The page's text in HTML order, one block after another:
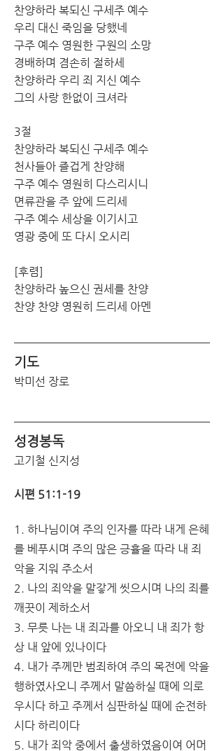
찬양하라 복되신 구세주 예수
우리 대신 죽임을 당했네
구주 예수 영원한 구원의 소망
경배하며 겸손히 절하세
찬양하라 우리 죄 지신 예수
그의 사랑 한없이 크셔라
3절
찬양하라 복되신 구세주 예수
천사들아 즐겁게 찬양해
구주 예수 영원히 다스리시니
면류관을 주 앞에 드리세
구주 예수 세상을 이기시고
영광 중에 또 다시 오시리
[후렴]
찬양하라 높으신 권세를 찬양
찬양 찬양 영원히 드리세 아멘
기도
박미선 장로
성경봉독
고기철 신지성
시편 51:1-19
1. 하나님이여 주의 인자를 따라 내게 은혜
를 베푸시며 주의 많은 긍휼을 따라 내 죄
악을 지워 주소서
2. 나의 죄악을 말갛게 씻으시며 나의 죄를
깨끗이 제하소서
3. 무릇 나는 내 죄 과를 아오니 내 죄 가 항
상 내 앞에 있나이다
4. 내가 주께만 범죄하여 주의 목전에 악을
행하였사오니 주께서 말씀하실 때에 의로
우시다 하고 주께서 심판하실 때에 순전하
시다 하리이다
5. 내가 죄악 중에서 출생하였음이여 어머